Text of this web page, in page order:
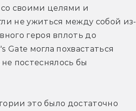
своими целями и
не ужиться между собой из-
героя вплоть до
могла похвастаться
постеснялось бы
это было достаточно